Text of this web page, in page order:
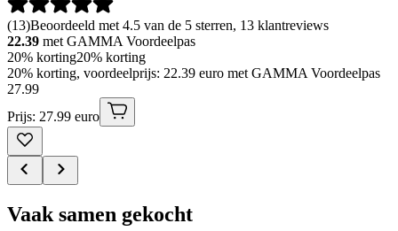
(13)Beoordeeld met 4.5 van de 5 sterren, 13 klantreviews
22.39 met GAMMA Voordeelpas
20% korting20% korting
20% korting, voordeelprijs: 22.39 euro met GAMMA Voordeelpas
27.99
Prijs: 27.99 euro
Vaak samen gekocht